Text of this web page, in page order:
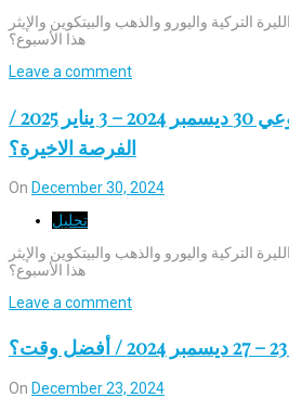
التركية واليورو والذهب والبيتكوين والإيثر
هذا الأسبوع؟
Leave a comment
التحليل الفني الاسبوعي 30 ديسمبر 2024 – 3 يناير 2025 /
الفرصة الاخيرة؟
On December 30, 2024
تحليل
التركية واليورو والذهب والبيتكوين والإيثر
هذا الأسبوع؟
Leave a comment
On December 23, 2024